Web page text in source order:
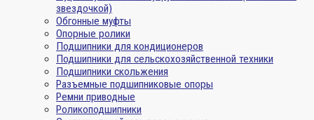
звездочкой)
Обгонные муфты
Опорные ролики
Подшипники для кондиционеров
Подшипники для сельскохозяйственной техники
Подшипники скольжения
Разъемные подшипниковые опоры
Ремни приводные
Роликоподшипники